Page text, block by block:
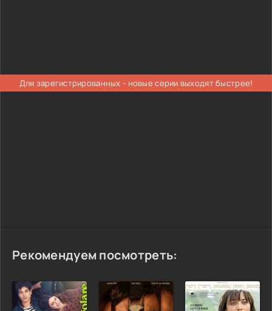
Для зарегистрированных - новые серии выходят быстрее!
Рекомендуем посмотреть: